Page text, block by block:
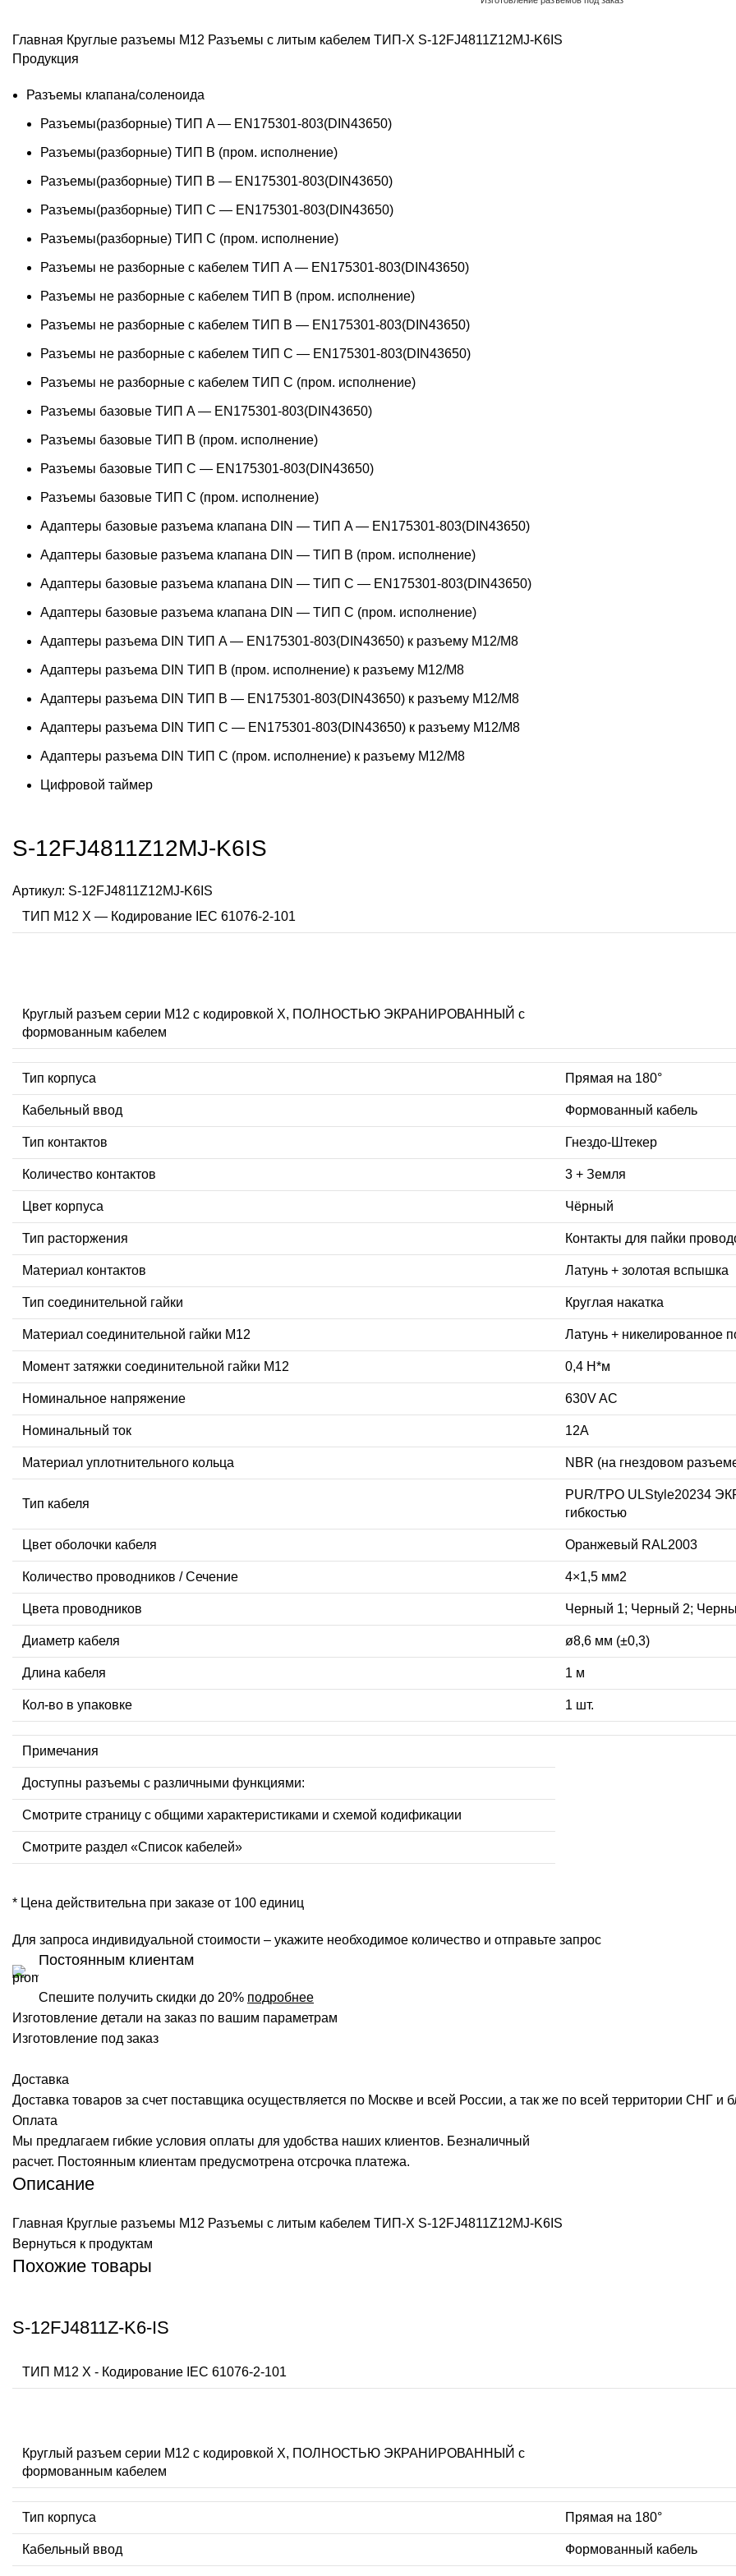
Главная Круглые разъемы M12 Разъемы с литым кабелем ТИП-X S-12FJ4811Z12MJ-K6IS
Продукция
Разъемы клапана/соленоида
Разъемы(разборные) ТИП A — EN175301-803(DIN43650)
Разъемы(разборные) ТИП В (пром. исполнение)
Разъемы(разборные) ТИП B — EN175301-803(DIN43650)
Разъемы(разборные) ТИП C — EN175301-803(DIN43650)
Разъемы(разборные) ТИП С (пром. исполнение)
Разъемы не разборные с кабелем ТИП A — EN175301-803(DIN43650)
Разъемы не разборные с кабелем ТИП B (пром. исполнение)
Разъемы не разборные с кабелем ТИП B — EN175301-803(DIN43650)
Разъемы не разборные с кабелем ТИП C — EN175301-803(DIN43650)
Разъемы не разборные с кабелем ТИП C (пром. исполнение)
Разъемы базовые ТИП A — EN175301-803(DIN43650)
Разъемы базовые ТИП В (пром. исполнение)
Разъемы базовые ТИП C — EN175301-803(DIN43650)
Разъемы базовые ТИП C (пром. исполнение)
Адаптеры базовые разъема клапана DIN — ТИП A — EN175301-803(DIN43650)
Адаптеры базовые разъема клапана DIN — ТИП B (пром. исполнение)
Адаптеры базовые разъема клапана DIN — ТИП C — EN175301-803(DIN43650)
Адаптеры базовые разъема клапана DIN — ТИП C (пром. исполнение)
Адаптеры разъема DIN ТИП A — EN175301-803(DIN43650) к разъему M12/M8
Адаптеры разъема DIN ТИП B (пром. исполнение) к разъему M12/M8
Адаптеры разъема DIN ТИП B — EN175301-803(DIN43650) к разъему M12/M8
Адаптеры разъема DIN ТИП C — EN175301-803(DIN43650) к разъему M12/M8
Адаптеры разъема DIN ТИП C (пром. исполнение) к разъему M12/M8
Цифровой таймер
S-12FJ4811Z12MJ-K6IS
Артикул: S-12FJ4811Z12MJ-K6IS
ТИП M12 X — Кодирование IEC 61076-2-101
Круглый разъем серии M12 с кодировкой X, ПОЛНОСТЬЮ ЭКРАНИРОВАННЫЙ с
формованным кабелем
Тип корпуса Прямая на 180°
Кабельный ввод Формованный кабель
Тип контактов Гнездо-Штекер
Количество контактов 3 + Земля
Цвет корпуса Чёрный
Тип расторжения Контакты для пайки
Материал контактов Латунь + золотая вспышка
Тип соединительной гайки Круглая накатка
Материал соединительной гайки M12 Латунь + никелированное
Момент затяжки соединительной гайки M12 0,4 Н*м
Номинальное напряжение 630V AC
Номинальный ток 12A
Материал уплотнительного кольца NBR (на гнездовом
Тип кабеля
PUR/TPO ULStyle20234
гибкостью
Цвет оболочки кабеля Оранжевый RAL2003
Количество проводников / Сечение 4×1,5 мм2
Цвета проводников Черный 1; Черный 2;
Диаметр кабеля ø8,6 мм (±0,3)
Длина кабеля 1 м
Кол-во в упаковке 1 шт.
Примечания
Доступны разъемы с различными функциями:
Смотрите страницу с общими характеристиками и схемой кодификации
Смотрите раздел «Список кабелей»
* Цена действительна при заказе от 100 единиц
Для запроса индивидуальной стоимости – укажите необходимое количество и отправьте запрос
Постоянным клиентам
Спешите получить скидки до 20% подробнее
Изготовление детали на заказ по вашим параметрам
Изготовление под заказ
Доставка
Доставка товаров за счет поставщика осуществляется по Москве и всей России, а так же по всей территории СНГ и
Оплата
Мы предлагаем гибкие условия оплаты для удобства наших клиентов. Безналичный
расчет. Постоянным клиентам предусмотрена отсрочка платежа.
Описание
Главная Круглые разъемы M12 Разъемы с литым кабелем ТИП-X S-12FJ4811Z12MJ-K6IS
Вернуться к продуктам
Похожие товары
S-12FJ4811Z-K6-IS
ТИП M12 X - Кодирование IEC 61076-2-101
Круглый разъем серии M12 с кодировкой X, ПОЛНОСТЬЮ ЭКРАНИРОВАННЫЙ с
формованным кабелем
Тип корпуса Прямая на 180°
Кабельный ввод Формованный кабель